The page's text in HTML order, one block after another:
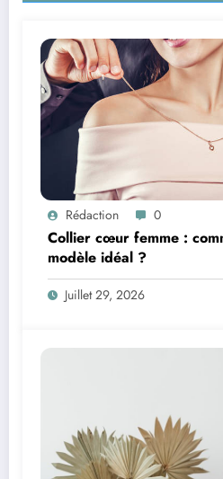
Rédaction 0
Collier cœur femme :
modèle idéal ?
Juillet 29, 2026